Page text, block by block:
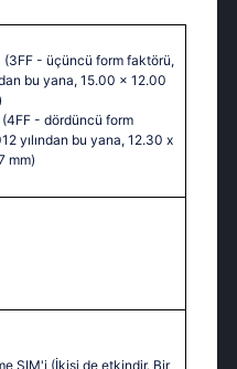
(3FF - üçüncü form faktörü,
bu yana, 15.00 x 12.00
- dördüncü form
yılından bu yana, 12.30 x
mm)
SIM'i (İkisi de etkindir. Bir